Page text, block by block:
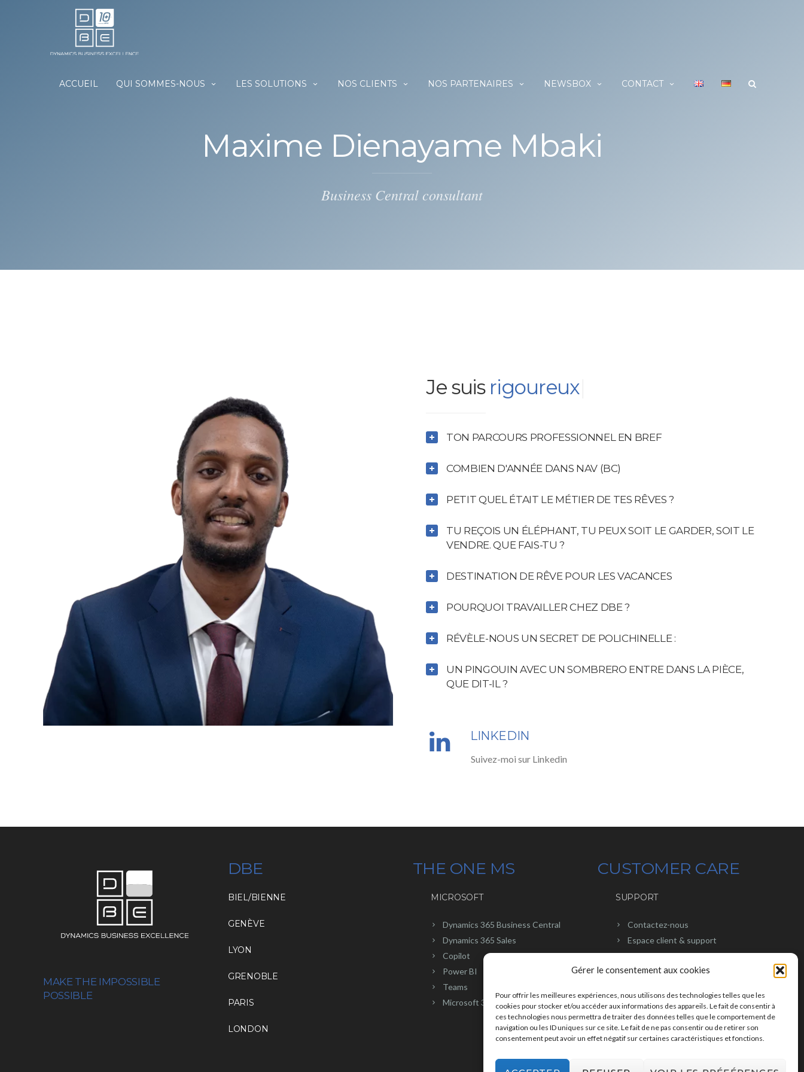
Gérer le consentement aux cookies
Pour offrir les meilleures expériences, nous utilisons des technologies telles que les
cookies pour stocker et/ou accéder aux informations des appareils. Le fait de consentir à
ces technologies nous permettra de traiter des données telles que le comportement de
navigation ou les ID uniques sur ce site. Le fait de ne pas consentir ou de retirer son
consentement peut avoir un effet négatif sur certaines caractéristiques et fonctions.
ACCUEIL QUI SOMMES-NOUS LES SOLUTIONS NOS CLIENTS NOS PARTENAIRES NEWSBOX CONTACT
Maxime Dienayame Mbaki
Business Central consultant
Je suis rigoureux|
TON PARCOURS PROFESSIONNEL EN BREF
COMBIEN D'ANNÉE DANS NAV (BC)
PETIT QUEL ÉTAIT LE MÉTIER DE TES RÊVES ?
TU REÇOIS UN ÉLÉPHANT, TU PEUX SOIT LE GARDER, SOIT LE
VENDRE. QUE FAIS-TU ?
DESTINATION DE RÊVE POUR LES VACANCES
POURQUOI TRAVAILLER CHEZ DBE ?
RÉVÈLE-NOUS UN SECRET DE POLICHINELLE :
UN PINGOUIN AVEC UN SOMBRERO ENTRE DANS LA PIÈCE,
QUE DIT-IL ?
LINKEDIN
Suivez-moi sur Linkedin
MAKE THE IMPOSSIBLE
POSSIBLE
DBE
BIEL/BIENNE
GENÈVE
LYON
GRENOBLE
PARIS
LONDON
THE ONE MS
MICROSOFT
Dynamics 365 Business Central
Dynamics 365 Sales
Copilot
Power BI
Teams
Microsoft 365
CUSTOMER CARE
SUPPORT
Contactez-nous
Espace client & support
CGV CH
CGV FR